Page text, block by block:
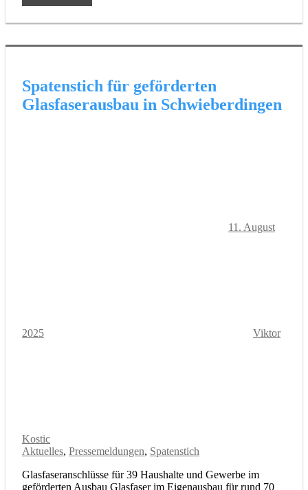
Spatenstich für geförderten
Glasfaserausbau in Schwieberdingen
11. August
2025 Viktor
Kostic
Aktuelles, Pressemeldungen, Spatenstich
Glasfaseranschlüsse für 39 Haushalte und Gewerbe im
geförderten Ausbau Glasfaser im Eigenausbau für rund 70